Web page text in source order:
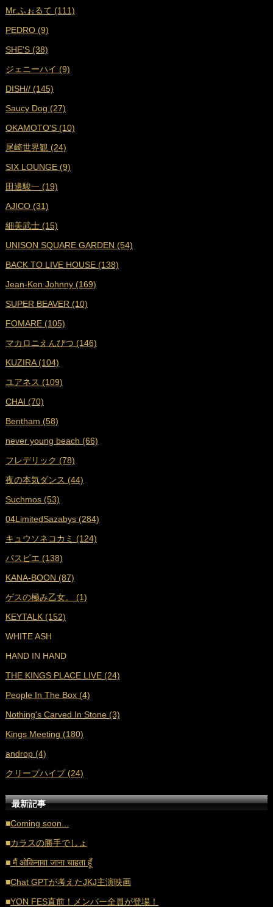
■2024年4月 (16)
■2024年3月 (17)
■2024年2月 (17)
■2024年1月 (18)
■2023年12月 (17)
■2023年11月 (19)
■2023年10月 (17)
■2023年9月 (17)
■2023年8月 (19)
■2023年7月 (16)
■2023年6月 (18)
■2023年5月 (19)
■2023年4月 (18)
■2023年3月 (19)
■2023年2月 (17)
■2023年1月 (17)
■2022年12月 (19)
■2022年11月 (19)
■2022年10月 (16)
■2022年9月 (18)
■2022年8月 (18)
■2022年7月 (18)
■2022年6月 (17)
■2022年5月 (17)
■2022年4月 (16)
■2022年3月 (18)
■2022年2月 (16)
■2022年1月 (17)
■2021年12月 (25)
■2021年11月 (23)
■2021年10月 (25)
■2021年9月 (29)
■2021年8月 (31)
■2021年7月 (38)
■2021年6月 (36)
■2021年5月 (27)
■2021年4月 (35)
■2021年3月 (33)
■2021年2月 (32)
■2021年1月 (38)
■2020年12月 (21)
Mr.ふぉるて (111)
PEDRO (9)
SHE'S (38)
ジェニーハイ (9)
DISH// (145)
Saucy Dog (27)
OKAMOTO'S (10)
尾崎世界観 (24)
SIX LOUNGE (9)
田邊駿一 (19)
AJICO (31)
細美武士 (15)
UNISON SQUARE GARDEN (54)
BACK TO LIVE HOUSE (138)
Jean-Ken Johnny (169)
SUPER BEAVER (10)
FOMARE (105)
マカロニえんぴつ (146)
KUZIRA (104)
ユアネス (109)
CHAI (70)
Bentham (58)
never young beach (66)
フレデリック (78)
夜の本気ダンス (44)
Suchmos (53)
04LimitedSazabys (284)
キュウソネコカミ (124)
パスピエ (138)
KANA-BOON (87)
ゲスの極み乙女。 (1)
KEYTALK (152)
WHITE ASH
HAND IN HAND
THE KINGS PLACE LIVE (24)
People In The Box (4)
Nothing's Carved In Stone (3)
Kings Meeting (180)
androp (4)
クリープハイプ (24)
最新記事
■Coming soon...
■カラスの勝手でしょ
■मैं ओकिनावा जाना चाहता हूँ
■Chat GPTが考えたJKJ主演映画
■YON FES直前！メンバー全員が登場！